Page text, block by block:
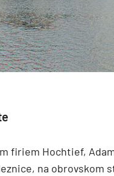
firiem Hochtief,
na obrovskom